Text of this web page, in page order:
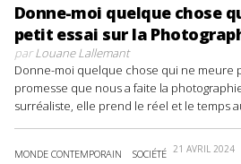
Donne-moi quelque chose
petit essai sur la
parLouane Lallemant
Donne-moi quelque chose qui ne meure
promesse que nous a faite la
surréaliste, elle prend le réel et le temps
MONDE CONTEMPORAIN SOCIÉTÉ 21 AVRIL 2024